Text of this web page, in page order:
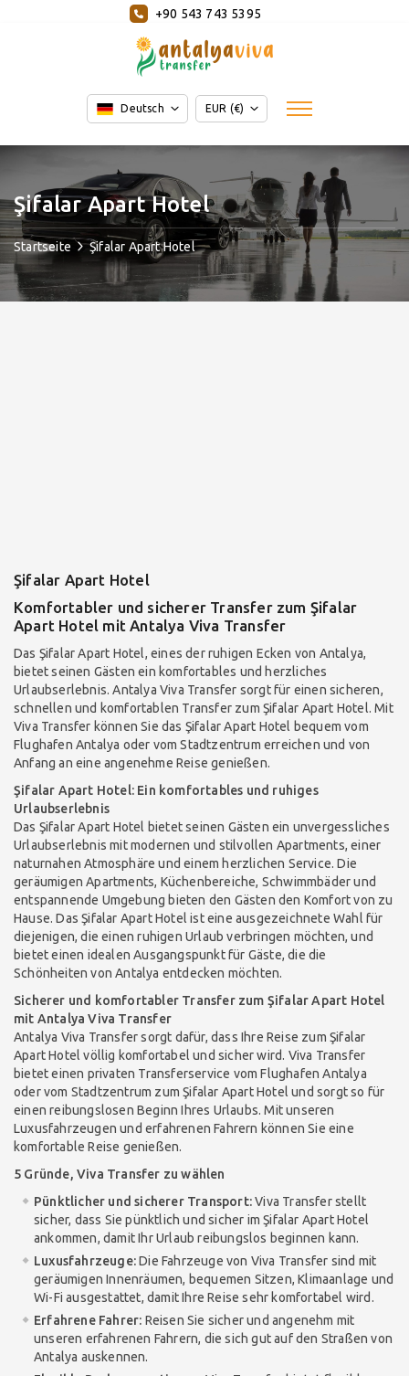
+90 543 743 5395
Deutsch EUR (€)
Şifalar Apart Hotel
Startseite Şifalar Apart Hotel
Şifalar Apart Hotel
Komfortabler und sicherer Transfer zum Şifalar
Apart Hotel mit Antalya Viva Transfer
Das Şifalar Apart Hotel, eines der ruhigen Ecken von Antalya,
bietet seinen Gästen ein komfortables und herzliches
Urlaubserlebnis. Antalya Viva Transfer sorgt für einen sicheren,
schnellen und komfortablen Transfer zum Şifalar Apart Hotel. Mit
Viva Transfer können Sie das Şifalar Apart Hotel bequem vom
Flughafen Antalya oder vom Stadtzentrum erreichen und von
Anfang an eine angenehme Reise genießen.
Şifalar Apart Hotel: Ein komfortables und ruhiges
Urlaubserlebnis
Das Şifalar Apart Hotel bietet seinen Gästen ein unvergessliches
Urlaubserlebnis mit modernen und stilvollen Apartments, einer
naturnahen Atmosphäre und einem herzlichen Service. Die
geräumigen Apartments, Küchenbereiche, Schwimmbäder und
entspannende Umgebung bieten den Gästen den Komfort von zu
Hause. Das Şifalar Apart Hotel ist eine ausgezeichnete Wahl für
diejenigen, die einen ruhigen Urlaub verbringen möchten, und
bietet einen idealen Ausgangspunkt für Gäste, die die
Schönheiten von Antalya entdecken möchten.
Sicherer und komfortabler Transfer zum Şifalar Apart Hotel
mit Antalya Viva Transfer
Antalya Viva Transfer sorgt dafür, dass Ihre Reise zum Şifalar
Apart Hotel völlig komfortabel und sicher wird. Viva Transfer
bietet einen privaten Transferservice vom Flughafen Antalya
oder vom Stadtzentrum zum Şifalar Apart Hotel und sorgt so für
einen reibungslosen Beginn Ihres Urlaubs. Mit unseren
Luxusfahrzeugen und erfahrenen Fahrern können Sie eine
komfortable Reise genießen.
5 Gründe, Viva Transfer zu wählen
Pünktlicher und sicherer Transport:Viva Transfer stellt
sicher, dass Sie pünktlich und sicher im Şifalar Apart Hotel
ankommen, damit Ihr Urlaub reibungslos beginnen kann.
Luxusfahrzeuge:Die Fahrzeuge von Viva Transfer sind mit
geräumigen Innenräumen, bequemen Sitzen, Klimaanlage und
Wi-Fi ausgestattet, damit Ihre Reise sehr komfortabel wird.
Erfahrene Fahrer: Reisen Sie sicher und angenehm mit
unseren erfahrenen Fahrern, die sich gut auf den Straßen von
Antalya auskennen.